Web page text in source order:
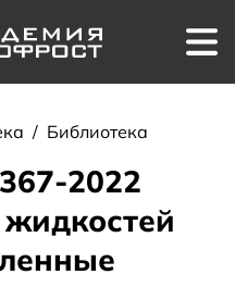
/ Библиотека
2022